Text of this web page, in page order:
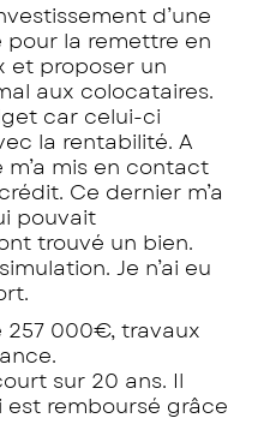
d’une
la remettre en
et proposer un
aux colocataires.
car celui-ci
la rentabilité. A
m’a mis en contact
Ce dernier m’a
pouvait
trouvé un bien.
Je n’ai eu
257 000€, travaux
sur 20 ans. Il
est remboursé grâce